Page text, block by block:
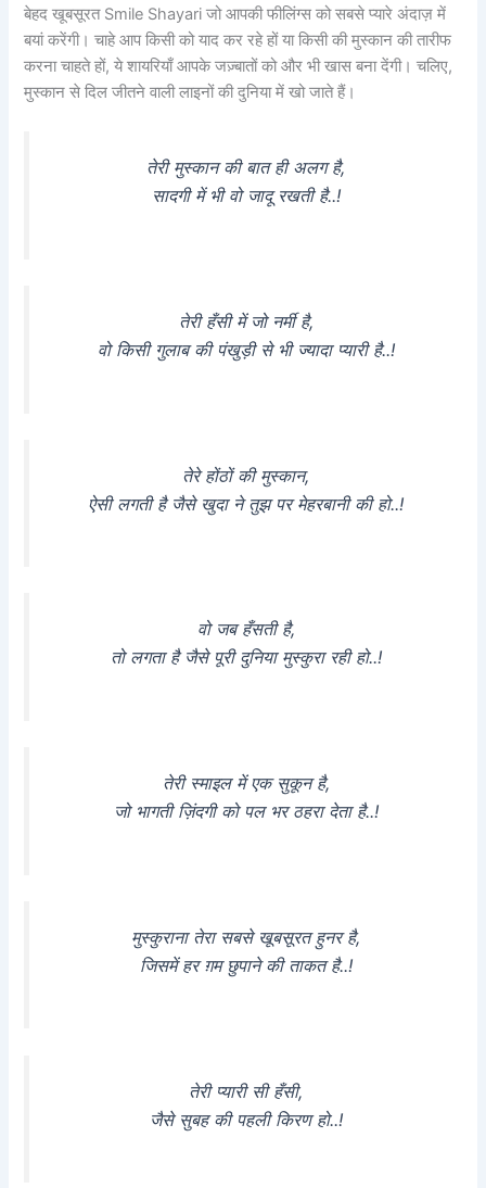
बेहद खूबसूरत Smile Shayari जो आपकी फीलिंग्स को सबसे प्यारे अंदाज़ में
बयां करेंगी। चाहे आप किसी को याद कर रहे हों या किसी की मुस्कान की तारीफ
करना चाहते हों, ये शायरियाँ आपके जज़्बातों को और भी खास बना देंगी। चलिए,
मुस्कान से दिल जीतने वाली लाइनों की दुनिया में खो जाते हैं।
तेरी मुस्कान की बात ही अलग है,
सादगी में भी वो जादू रखती है..!
तेरी हँसी में जो नर्मी है,
वो किसी गुलाब की पंखुड़ी से भी ज्यादा प्यारी है..!
तेरे होंठों की मुस्कान,
ऐसी लगती है जैसे खुदा ने तुझ पर मेहरबानी की हो..!
वो जब हँसती है,
तो लगता है जैसे पूरी दुनिया मुस्कुरा रही हो..!
तेरी स्माइल में एक सुकून है,
जो भागती ज़िंदगी को पल भर ठहरा देता है..!
मुस्कुराना तेरा सबसे खूबसूरत हुनर है,
जिसमें हर ग़म छुपाने की ताकत है..!
तेरी प्यारी सी हँसी,
जैसे सुबह की पहली किरण हो..!